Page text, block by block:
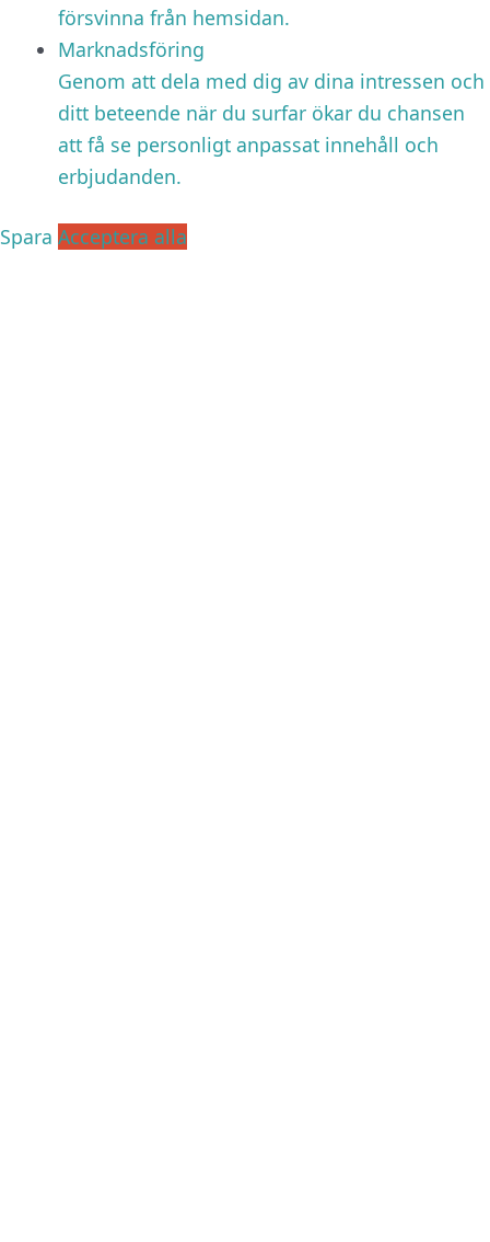
försvinna från hemsidan.
Marknadsföring
Genom att dela med dig av dina intressen och
ditt beteende när du surfar ökar du chansen
att få se personligt anpassat innehåll och
erbjudanden.
Spara Acceptera alla